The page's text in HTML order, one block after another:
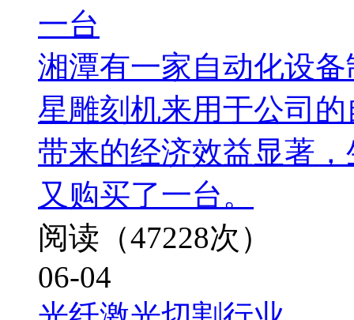
一台
湘潭有一家自动化设
星雕刻机来用于公司
带来的经济效益显著
又购买了一台。
阅读（47228次）
06-04